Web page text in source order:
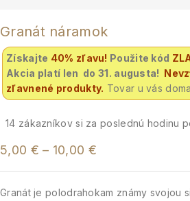
Granát náramok
Získajte 40% zľavu! Použite kód
Akcia platí len do 31. augusta!
zľavnené produkty. Tovar u vás
14 zákazníkov si za poslednú hodinu
5,00 € – 10,00 €
Granát je polodrahokam známy svojou